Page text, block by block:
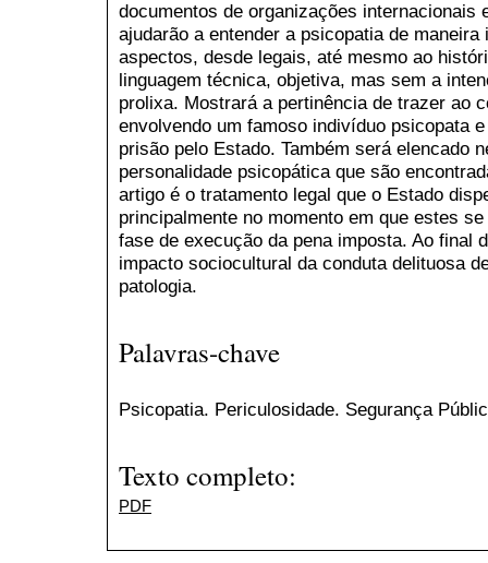
documentos de organizações internacionais
ajudarão a entender a psicopatia de
aspectos, desde legais, até mesmo ao
linguagem técnica, objetiva, mas sem a
prolixa. Mostrará a pertinência de trazer ao
envolvendo um famoso indivíduo psicopata
prisão pelo Estado. Também será elencado
personalidade psicopática que são
artigo é o tratamento legal que o Estado
principalmente no momento em que estes
fase de execução da pena imposta. Ao final
impacto sociocultural da conduta delituosa
patologia.
Palavras-chave
Psicopatia. Periculosidade. Segurança
Texto completo:
PDF